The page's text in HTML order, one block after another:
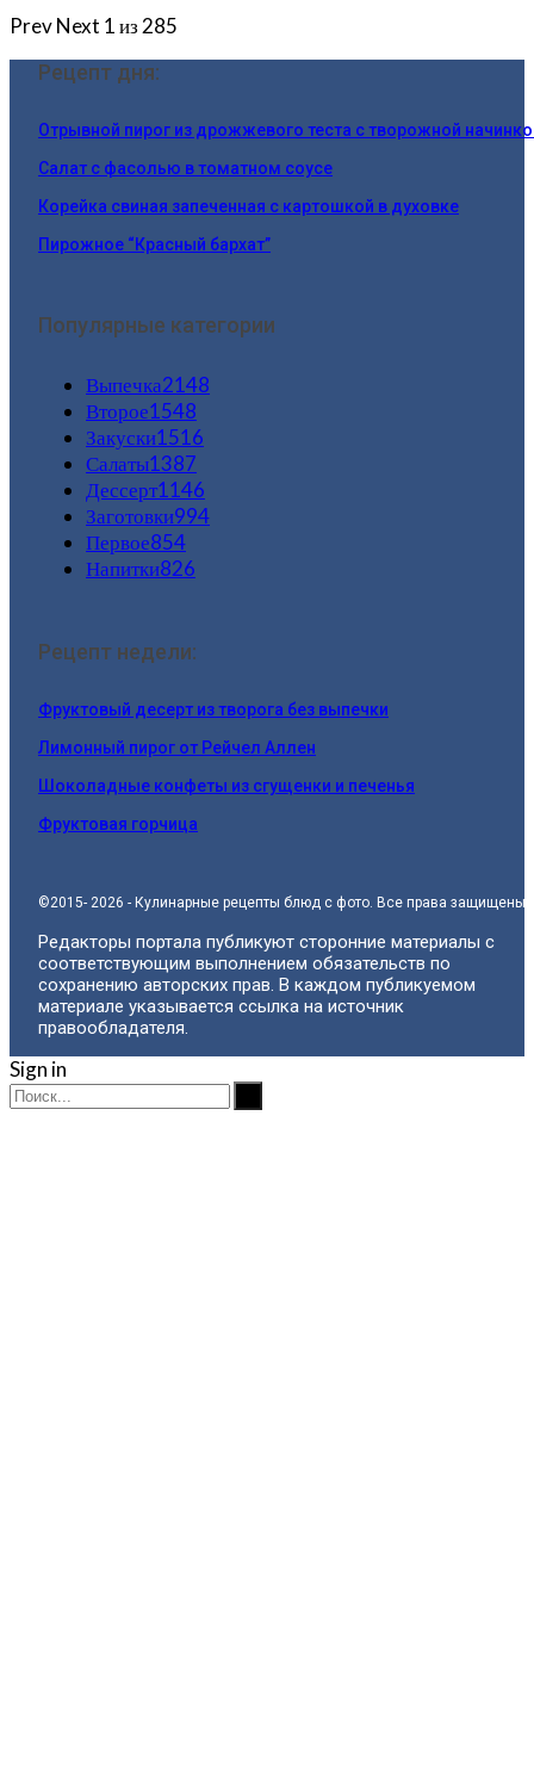
PrevNext 1 из 285
Рецепт дня:
Отрывной пирог из дрожжевого теста с творожной
Салат с фасолью в томатном соусе
Корейка свиная запеченная с картошкой в духовке
Пирожное “Красный бархат”
Популярные категории
Выпечка2148
Второе1548
Закуски1516
Салаты1387
Дессерт1146
Заготовки994
Первое854
Напитки826
Рецепт недели:
Фруктовый десерт из творога без выпечки
Лимонный пирог от Рейчел Аллен
Шоколадные конфеты из сгущенки и печенья
Фруктовая горчица
©2015- 2026 - Кулинарные рецепты блюд с фото. Все права защищены.
Редакторы портала публикуют сторонние материалы с
соответствующим выполнением обязательств по
сохранению авторских прав. В каждом публикуемом
материале указывается ссылка на источник
правообладателя.
Sign in